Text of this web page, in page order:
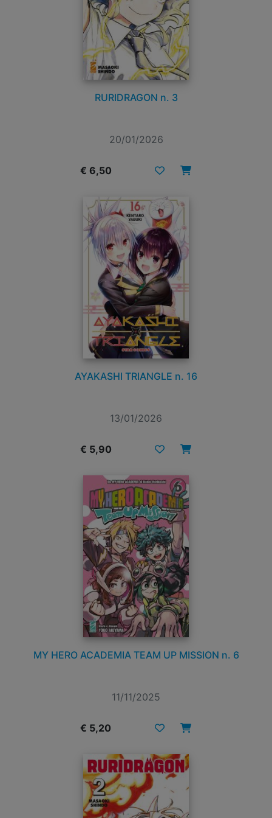
RURIDRAGON n. 3
20/01/2026
€ 6,50
AYAKASHI TRIANGLE n. 16
13/01/2026
€ 5,90
MY HERO ACADEMIA TEAM UP MISSION n. 6
11/11/2025
€ 5,20